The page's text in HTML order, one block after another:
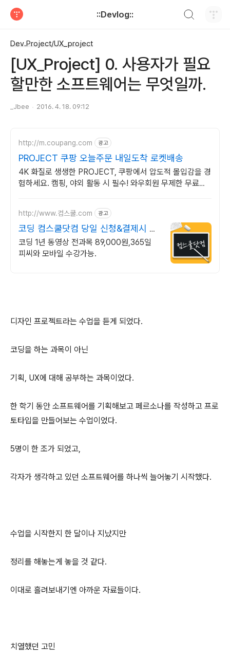
::Devlog::
Dev.Project/UX_project
[UX_Project] 0. 사용자가 필요
할만한 소프트웨어는 무엇일까.
_Jbee 2016. 4. 18. 09:12
http://m.coupang.com 광고
PROJECT 쿠팡 오늘주문 내일도착 로켓배송
4K 화질로 생생한 PROJECT, 쿠팡에서 압도적 몰입감을 경
험하세요. 캠핑, 야외 활동 시 필수! 와우회원 무제한 무료배
http://www.컴스쿨.com 광고
코딩 컴스쿨닷컴 당일 신청&결제시 기
프티콘!
코딩 1년 동영상 전과목 89,000원,365일
피씨와 모바일 수강가능.
디자인 프로젝트라는 수업을 듣게 되었다.
코딩을 하는 과목이 아닌
기획, UX에 대해 공부하는 과목이었다.
한 학기 동안 소프트웨어를 기획해보고 페르소나를 작성하고 프로
토타입을 만들어보는 수업이었다.
5명이 한 조가 되었고,
각자가 생각하고 있던 소프트웨어를 하나씩 늘어놓기 시작했다.
수업을 시작한지 한 달이나 지났지만
정리를 해놓는게 놓을 것 같다.
이대로 흘려보내기엔 아까운 자료들이다.
치열했던 고민